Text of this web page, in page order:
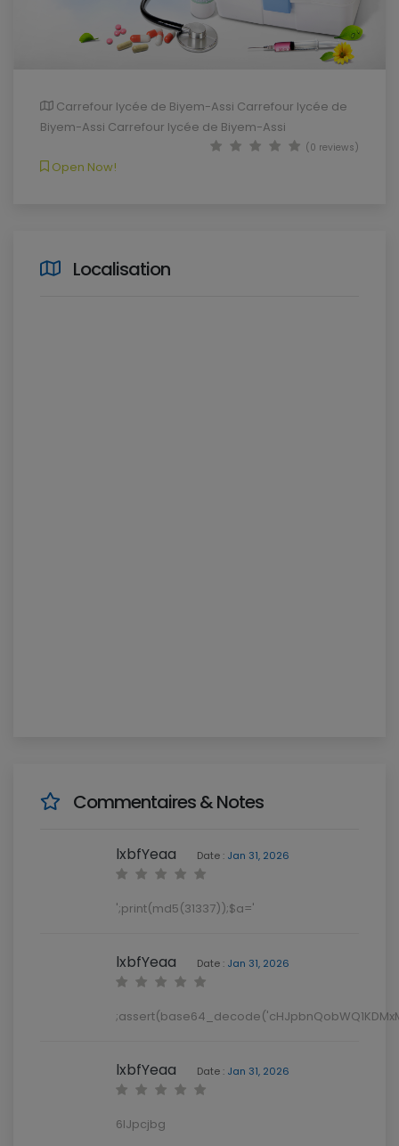
Carrefour lycée de Biyem-Assi Carrefour lycée de
Biyem-Assi Carrefour lycée de Biyem-Assi
(0 reviews)
Open Now!
Localisation
Commentaires & Notes
lxbfYeaa Date : Jan 31, 2026
';print(md5(31337));$a='
lxbfYeaa Date : Jan 31, 2026
lxbfYeaa Date : Jan 31, 2026
6lJpcjbg